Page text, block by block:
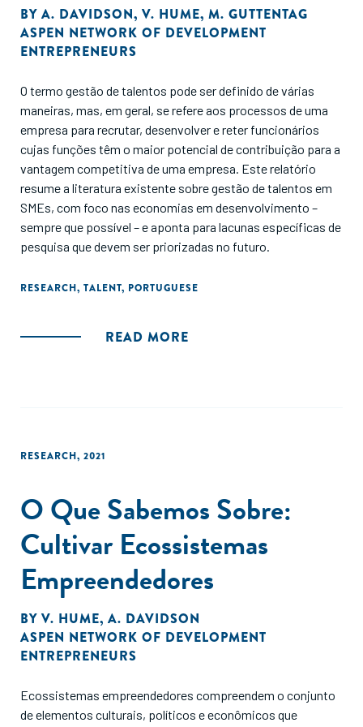
apresentadas algumas conclusões sobre como o
crescimento e a consolidação progressiva do ecossistema
na região foram evidenciados.
BY A. DAVIDSON, V. HUME, M. GUTTENTAG
ASPEN NETWORK OF DEVELOPMENT
ENTREPRENEURS
O termo gestão de talentos pode ser definido de várias
maneiras, mas, em geral, se refere aos processos de uma
empresa para recrutar, desenvolver e reter funcionários
cujas funções têm o maior potencial de contribuição para a
vantagem competitiva de uma empresa. Este relatório
resume a literatura existente sobre gestão de talentos em
SMEs, com foco nas economias em desenvolvimento –
sempre que possível – e aponta para lacunas específicas de
pesquisa que devem ser priorizadas no futuro.
RESEARCH, TALENT, PORTUGUESE
READ MORE
RESEARCH, 2021
O Que Sabemos Sobre:
Cultivar Ecossistemas
Empreendedores
BY V. HUME, A. DAVIDSON
ASPEN NETWORK OF DEVELOPMENT
ENTREPRENEURS
Ecossistemas empreendedores compreendem o conjunto
de elementos culturais, políticos e econômicos que